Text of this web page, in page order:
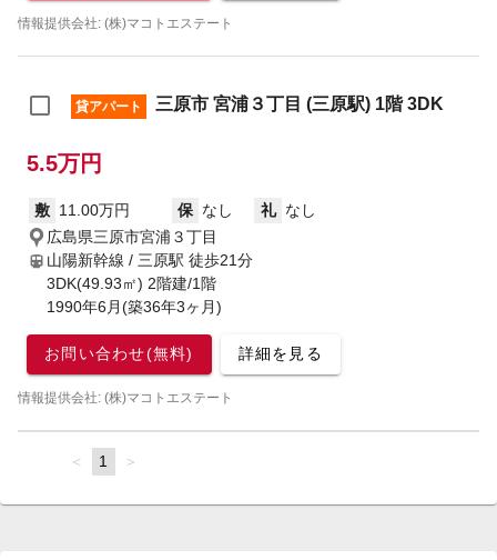
情報提供会社: (株)マコトエステート
貸アパート 三原市 宮浦３丁目 (三原駅) 1階 3DK
5.5万円
敷 11.00万円 保 なし 礼 なし
広島県三原市宮浦３丁目
山陽新幹線 / 三原駅 徒歩21分
3DK(49.93㎡) 2階建/1階
1990年6月(築36年3ヶ月)
お問い合わせ(無料) 詳細を見る
情報提供会社: (株)マコトエステート
page
You're
page
1 page